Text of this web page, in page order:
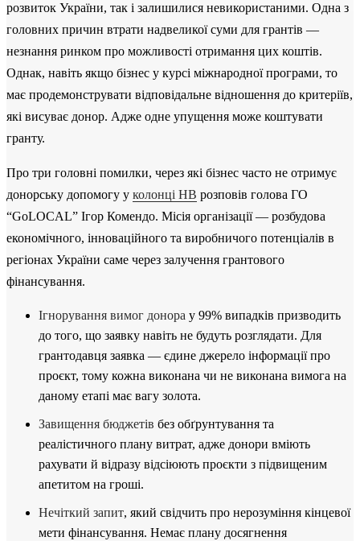
розвиток України, так і залишилися невикористаними. Одна з
головних причин втрати надвеликої суми для грантів —
незнання ринком про можливості отримання цих коштів.
Однак, навіть якщо бізнес у курсі міжнародної програми, то
має продемонструвати відповідальне відношення до критеріїв,
які висуває донор. Адже одне упущення може коштувати
гранту.
Про три головні помилки, через які бізнес часто не отримує
донорську допомогу у колонці НВ розповів голова ГО
“GoLOCAL” Ігор Комендо. Місія організації — розбудова
економічного, інноваційного та виробничого потенціалів в
регіонах України саме через залучення грантового
фінансування.
Ігнорування вимог донора у 99% випадків призводить
до того, що заявку навіть не будуть розглядати. Для
грантодавця заявка — єдине джерело інформації про
проєкт, тому кожна виконана чи не виконана вимога на
даному етапі має вагу золота.
Завищення бюджетів без обґрунтування та
реалістичного плану витрат, адже донори вміють
рахувати й відразу відсіюють проєкти з підвищеним
апетитом на гроші.
Нечіткий запит, який свідчить про нерозуміння кінцевої
мети фінансування. Немає плану досягнення